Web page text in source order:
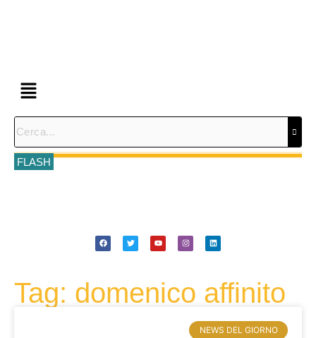
FLASH
Tag: domenico affinito
NEWS DEL GIORNO